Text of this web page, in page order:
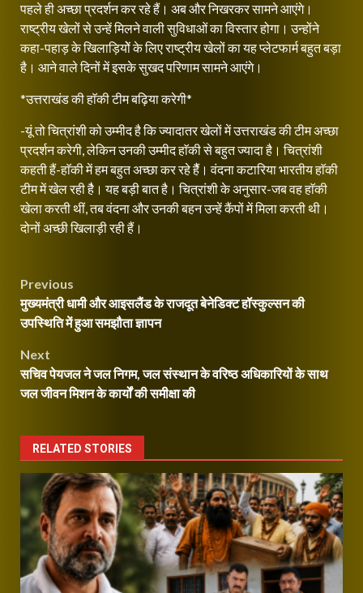
पहले ही अच्छा प्रदर्शन कर रहे हैं। अब और निखरकर सामने आएंगे।
राष्ट्रीय खेलों से उन्हें मिलने वाली सुविधाओं का विस्तार होगा। उन्होंने
कहा-पहाड़ के खिलाड़ियोें के लिए राष्ट्रीय खेलों का यह प्लेटफार्म बहुत बड़ा
है। आने वाले दिनों में इसके सुखद परिणाम सामने आएंगे।
*उत्तराखंड की हाॅकी टीम बढ़िया करेगी*
-यूं तो चित्रांशी को उम्मीद है कि ज्यादातर खेलों में उत्तराखंड की टीम अच्छा
प्रदर्शन करेगी, लेकिन उनकी उम्मीद हाॅकी से बहुत ज्यादा है। चित्रांशी
कहती हैं-हाॅकी में हम बहुत अच्छा कर रहे हैैं। वंदना कटारिया भारतीय हाॅकी
टीम में खेल रही हैै। यह बड़ी बात है। चित्रांशी के अनुसार-जब वह हाॅकी
खेला करती थीं, तब वंदना और उनकी बहन उन्हें कैंपों में मिला करती थी।
दोनों अच्छी खिलाड़ी रही हैं।
Continue
Reading
Post
navigation
Previous
मुख्यमंत्री धामी और आइसलैंड के राजदूत बेनेडिक्ट हॉस्कुल्सन की
उपस्थिति में हुआ समझौता ज्ञापन
Next
सचिव पेयजल ने जल निगम, जल संस्थान के वरिष्ठ अधिकारियों के साथ
जल जीवन मिशन के कार्यों की समीक्षा की
RELATED STORIES